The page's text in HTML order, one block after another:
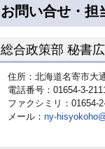
お問い合せ・担
総合政策部 秘書
住所：北海道名寄市大
電話番号：01654-3-
ファクシミリ：01654-
メール： ny-